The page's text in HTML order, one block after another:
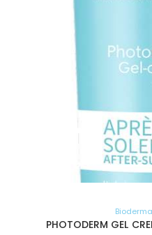
PHOTODERM GEL